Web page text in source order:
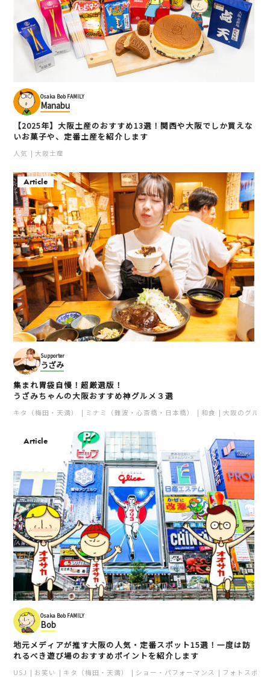
Osaka Bob FAMILY
Manabu
【2025年】大阪土産のおすすめ13選！関西や大阪でしか買えな
いお菓子や、定番土産を紹介します
人気 大阪土産
Article
Supporter
うざみ
集まれ胃袋自慢！超厳選版！
うざみちゃんの大阪おすすめ神グルメ３選
キタ（梅田・天満） ミナミ（難波・心斎橋・日本橋） 和食 大阪のグルメ
Article
Osaka Bob FAMILY
Bob
地元メディアが推す大阪の人気・定番スポット15選！一度は訪
れるべき遊び場のおすすめポイントを紹介します
USJ お笑い キタ（梅田・天満） ショー・パフォーマンス フォトスポッ